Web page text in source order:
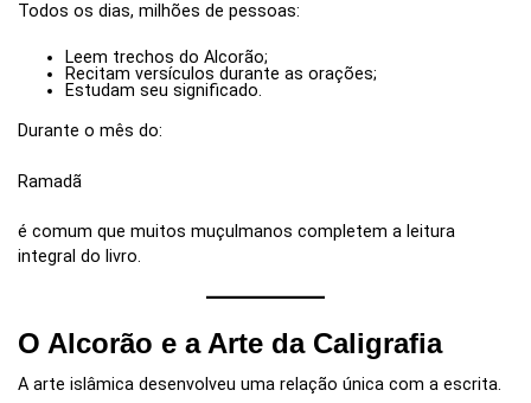
Todos os dias, milhões de pessoas:
Leem trechos do Alcorão;
Recitam versículos durante as orações;
Estudam seu significado.
Durante o mês do:
Ramadã
é comum que muitos muçulmanos completem a leitura
integral do livro.
O Alcorão e a Arte da Caligrafia
A arte islâmica desenvolveu uma relação única com a escrita.